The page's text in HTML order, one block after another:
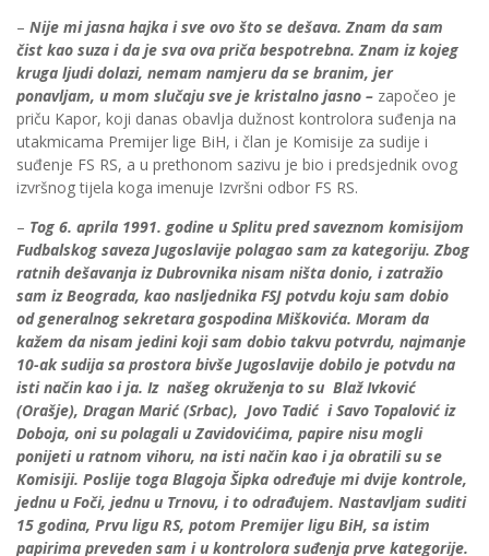
– Nije mi jasna hajka i sve ovo što se dešava. Znam da sam
čist kao suza i da je sva ova priča bespotrebna. Znam iz kojeg
kruga ljudi dolazi, nemam namjeru da se branim, jer
ponavljam, u mom slučaju sve je kristalno jasno – započeo je
priču Kapor, koji danas obavlja dužnost kontrolora suđenja na
utakmicama Premijer lige BiH, i član je Komisije za sudije i
suđenje FS RS, a u prethonom sazivu je bio i predsjednik ovog
izvršnog tijela koga imenuje Izvršni odbor FS RS.
– Tog 6. aprila 1991. godine u Splitu pred saveznom komisijom
Fudbalskog saveza Jugoslavije polagao sam za kategoriju. Zbog
ratnih dešavanja iz Dubrovnika nisam ništa donio, i zatražio
sam iz Beograda, kao nasljednika FSJ potvdu koju sam dobio
od generalnog sekretara gospodina Miškovića. Moram da
kažem da nisam jedini koji sam dobio takvu potvrdu, najmanje
10-ak sudija sa prostora bivše Jugoslavije dobilo je potvdu na
isti način kao i ja. Iz našeg okruženja to su Blaž Ivković
(Orašje), Dragan Marić (Srbac), Jovo Tadić i Savo Topalović iz
Doboja, oni su polagali u Zavidovićima, papire nisu mogli
ponijeti u ratnom vihoru, na isti način kao i ja obratili su se
Komisiji. Poslije toga Blagoja Šipka određuje mi dvije kontrole,
jednu u Foči, jednu u Trnovu, i to odrađujem. Nastavljam suditi
15 godina, Prvu ligu RS, potom Premijer ligu BiH, sa istim
papirima preveden sam i u kontrolora suđenja prve kategorije.